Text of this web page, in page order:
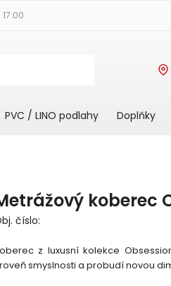
PVC / LINO podlahy Doplňky
koberec
číslo:
z luxusní kolekce
smyslnosti a probudí novou